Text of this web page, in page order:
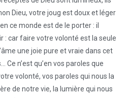
Dieu, votre joug est doux et léger
ce monde est de le porter : il
: car faire votre volonté est la seule
une joie pure et vraie dans cet
Ce n’est qu’en vos paroles que
volonté, vos paroles qui nous la
de notre vie, la lumière qui nous